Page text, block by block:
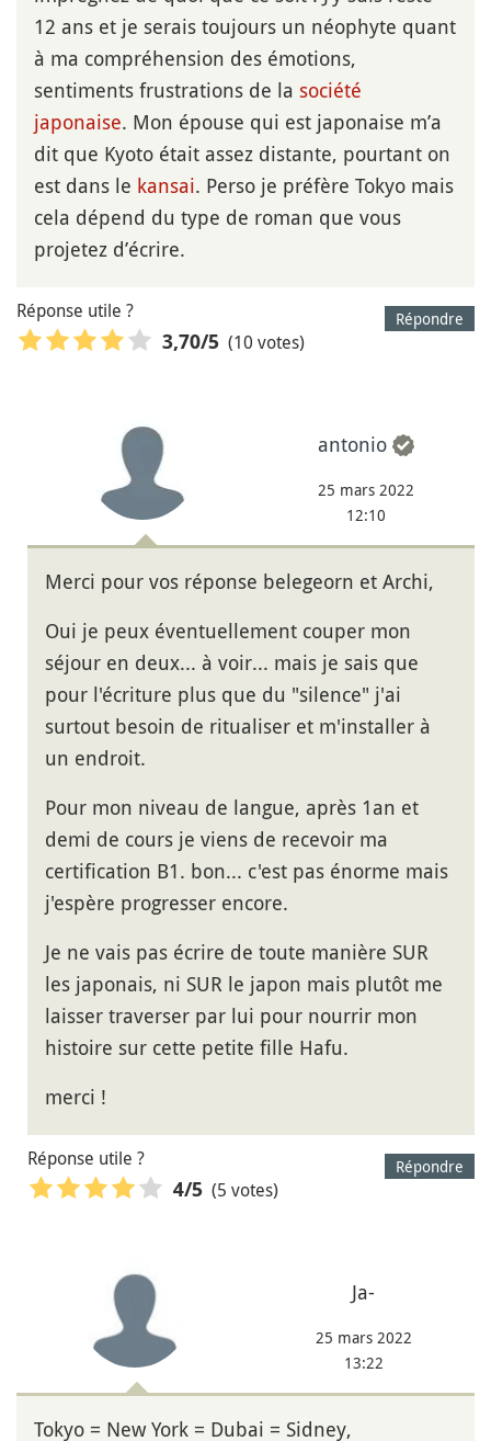
12 ans et je serais toujours un néophyte quant
à ma compréhension des émotions,
sentiments frustrations de la société
japonaise. Mon épouse qui est japonaise m’a
dit que Kyoto était assez distante, pourtant on
est dans le kansai. Perso je préfère Tokyo mais
cela dépend du type de roman que vous
projetez d’écrire.
Répondre
Réponse utile ?
3,70/5 (10 votes)
antonio
25 mars 2022
12:10
Merci pour vos réponse belegeorn et Archi,
Oui je peux éventuellement couper mon
séjour en deux... à voir... mais je sais que
pour l'écriture plus que du "silence" j'ai
surtout besoin de ritualiser et m'installer à
un endroit.
Pour mon niveau de langue, après 1an et
demi de cours je viens de recevoir ma
certification B1. bon... c'est pas énorme mais
j'espère progresser encore.
Je ne vais pas écrire de toute manière SUR
les japonais, ni SUR le japon mais plutôt me
laisser traverser par lui pour nourrir mon
histoire sur cette petite fille Hafu.
merci !
Répondre
Réponse utile ?
4/5 (5 votes)
Ja-
25 mars 2022
13:22
Tokyo = New York = Dubai = Sidney,